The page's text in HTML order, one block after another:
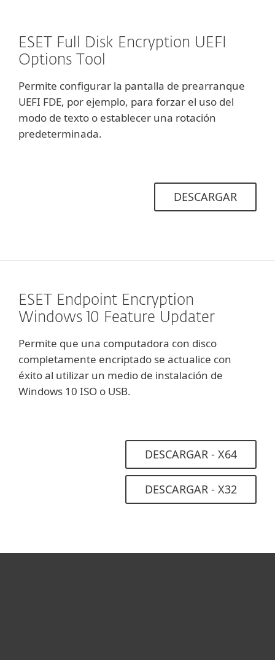
ESET Full Disk Encryption UEFI
Options Tool
Permite configurar la pantalla de prearranque
UEFI FDE, por ejemplo, para forzar el uso del
modo de texto o establecer una rotación
predeterminada.
DESCARGAR
ESET Endpoint Encryption
Windows 10 Feature Updater
Permite que una computadora con disco
completamente encriptado se actualice con
éxito al utilizar un medio de instalación de
Windows 10 ISO o USB.
DESCARGAR - X64
DESCARGAR - X32